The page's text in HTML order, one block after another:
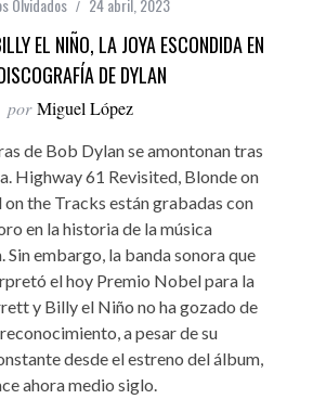
Olvidados 24 abril, 2023
EL NIÑO, LA JOYA ESCONDIDA EN
DE DYLAN
por Miguel López
de Bob Dylan se amontonan tras
Highway 61 Revisited, Blonde on
the Tracks están grabadas con
en la historia de la música
Sin embargo, la banda sonora que
el hoy Premio Nobel para la
y Billy el Niño no ha gozado de
a pesar de su
desde el estreno del álbum,
ahora medio siglo.